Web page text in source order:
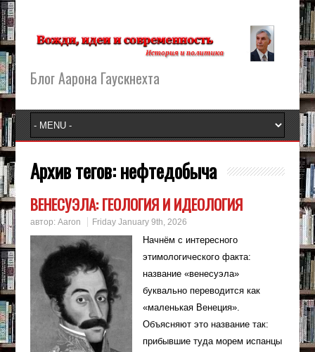
Блог Аарона Гаускнехта
Архив тегов:нефтедобыча
ВЕНЕСУЭЛА: ГЕОЛОГИЯ И ИДЕОЛОГИЯ
автор: Aaron Friday January 9th, 2026
Начнём с интересного
этимологического факта:
название «венесуэла»
буквально переводится как
«маленькая Венеция».
Объясняют это название так:
прибывшие туда морем испанцы